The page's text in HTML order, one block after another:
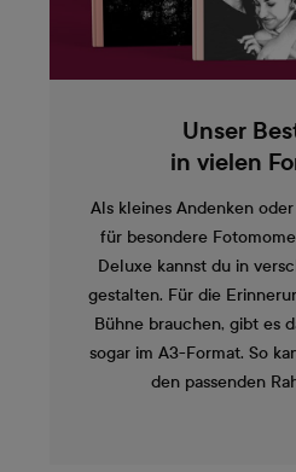
Unser
in vielen
Als kleines Andenken
für besondere
Deluxe kannst du in
gestalten. Für die
Bühne brauchen, gibt es
sogar im A3-Format. So
den passenden